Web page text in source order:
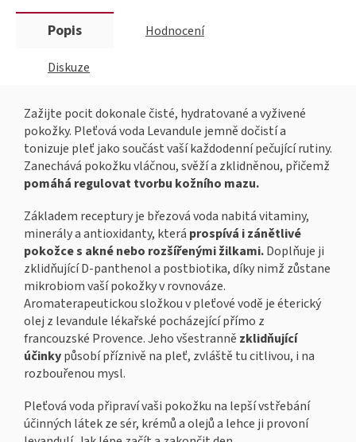
Popis Hodnocení
Diskuze
Zažijte pocit dokonale čisté, hydratované a vyživené
pokožky. Pleťová voda Levandule jemně dočistí a
tonizuje pleť jako součást vaší každodenní pečující rutiny.
Zanechává pokožku vláčnou, svěží a zklidněnou, přičemž
pomáhá regulovat tvorbu kožního mazu.
Základem receptury je březová voda nabitá vitaminy,
minerály a antioxidanty, která prospívá i zánětlivé
pokožce s akné nebo rozšířenými žilkami.Doplňuje ji
zklidňující D-panthenol a postbiotika, díky nimž zůstane
mikrobiom vaší pokožky v rovnováze.
Aromaterapeutickou složkou v pleťové vodě je éterický
olej z levandule lékařské pocházející přímo z
francouzské Provence. Jeho všestranně zklidňující
účinkypůsobí příznivě na pleť, zvláště tu citlivou, i na
rozbouřenou mysl.
Pleťová voda připraví vaši pokožku na lepší vstřebání
účinných látek ze sér, krémů a olejů a lehce ji provoní